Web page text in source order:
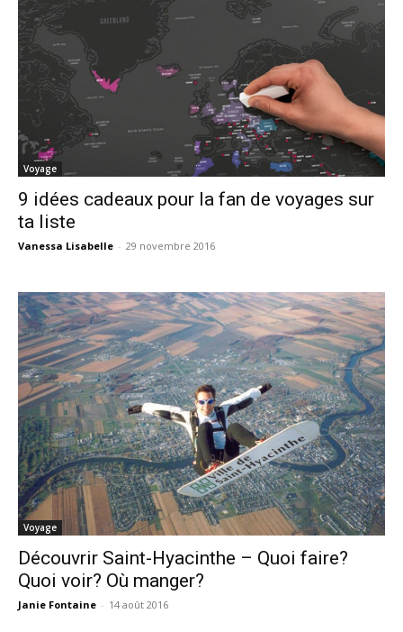
Voyage
9 idées cadeaux pour la fan de voyages sur
ta liste
Vanessa Lisabelle - 29 novembre 2016
Voyage
Découvrir Saint-Hyacinthe – Quoi faire?
Quoi voir? Où manger?
Janie Fontaine - 14 août 2016